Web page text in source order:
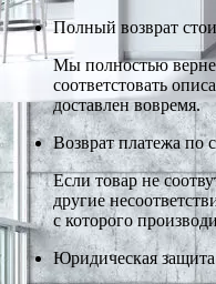
Полный возврат
Мы полностью
соответстовать
доставлен вовремя.
Возврат платежа по
Если товар не
другие
с которого
Юридическая защита